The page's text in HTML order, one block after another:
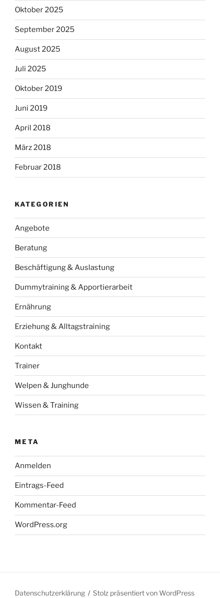
Oktober 2025
September 2025
August 2025
Juli 2025
Oktober 2019
Juni 2019
April 2018
März 2018
Februar 2018
KATEGORIEN
Angebote
Beratung
Beschäftigung & Auslastung
Dummytraining & Apportierarbeit
Ernährung
Erziehung & Alltagstraining
Kontakt
Trainer
Welpen & Junghunde
Wissen & Training
META
Anmelden
Eintrags-Feed
Kommentar-Feed
WordPress.org
Datenschutzerklärung Stolz präsentiert von WordPress